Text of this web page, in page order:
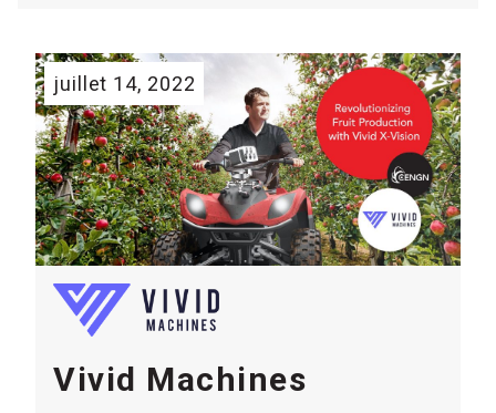
juillet 14, 2022
Vivid Machines